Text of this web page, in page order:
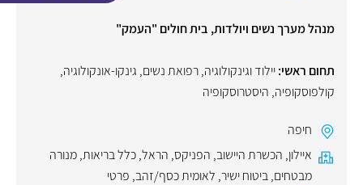
מנהל מערך נשים ויולדות, בית חולים "העמק"
תחום ראשי:יילוד וגינקולוגיה, רפואת נשים, גינקו-אונקולוגיה,
קולפוסקופיה, היסטרוסקופיה
חיפה
איילון, הכשרת היישוב, הפניקס, הראל,כלל בריאות,מנורה
מבטחים,ביטוח ישיר, לאומית כסף/זהב, פרטי